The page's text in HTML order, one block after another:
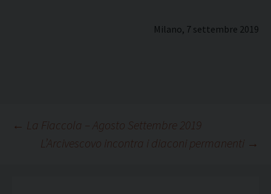
Milano, 7 settembre 2019
Navigazione
← La Fiaccola – Agosto Settembre 2019
L’Arcivescovo incontra i diaconi permanenti →